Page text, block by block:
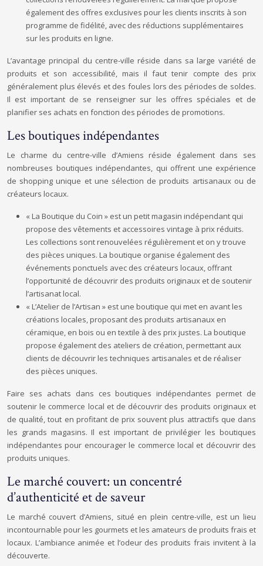
également des offres exclusives pour les clients inscrits à son
programme de fidélité, avec des réductions supplémentaires
sur les produits en ligne.
L’avantage principal du centre-ville réside dans sa large variété de
produits et son accessibilité, mais il faut tenir compte des prix
généralement plus élevés et des foules lors des périodes de soldes.
Il est important de se renseigner sur les offres spéciales et de
planifier ses achats en fonction des périodes de promotions.
Les boutiques indépendantes
Le charme du centre-ville d’Amiens réside également dans ses
nombreuses boutiques indépendantes, qui offrent une expérience
de shopping unique et une sélection de produits artisanaux ou de
créateurs locaux.
« La Boutique du Coin » est un petit magasin indépendant qui
propose des vêtements et accessoires vintage à prix réduits.
Les collections sont renouvelées régulièrement et on y trouve
des pièces uniques. La boutique organise également des
événements ponctuels avec des créateurs locaux, offrant
l’opportunité de découvrir des produits originaux et de soutenir
l’artisanat local.
« L’Atelier de l’Artisan » est une boutique qui met en avant les
créations locales, proposant des produits artisanaux en
céramique, en bois ou en textile à des prix justes. La boutique
propose également des ateliers de création, permettant aux
clients de découvrir les techniques artisanales et de réaliser
des pièces uniques.
Faire ses achats dans ces boutiques indépendantes permet de
soutenir le commerce local et de découvrir des produits originaux et
de qualité, tout en profitant de prix souvent plus attractifs que dans
les grands magasins. Il est important de privilégier les boutiques
indépendantes pour encourager le commerce local et découvrir des
produits uniques.
Le marché couvert: un concentré
d’authenticité et de saveur
Le marché couvert d’Amiens, situé en plein centre-ville, est un lieu
incontournable pour les gourmets et les amateurs de produits frais et
locaux. L’ambiance animée et l’odeur des produits frais invitent à la
découverte.